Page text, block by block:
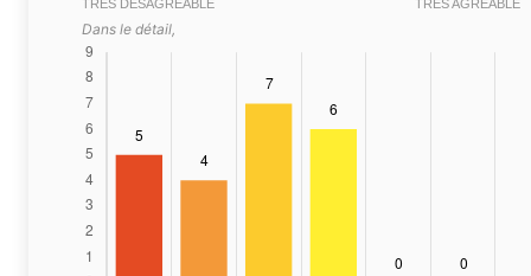
TRÈS DÉSAGRÉABLE TRÈS AGRÉABLE
Dans le détail,